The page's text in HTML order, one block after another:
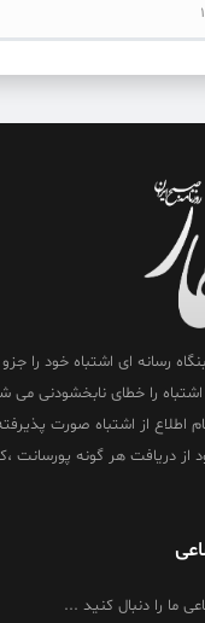
بنگاه رسانه ای اشتباه خود
اشتباه را خطای نابخشودنی می
اطلاع از اشتباه صورت
از دریافت هر گونه پورسانت
ما را دنبال کنید ...